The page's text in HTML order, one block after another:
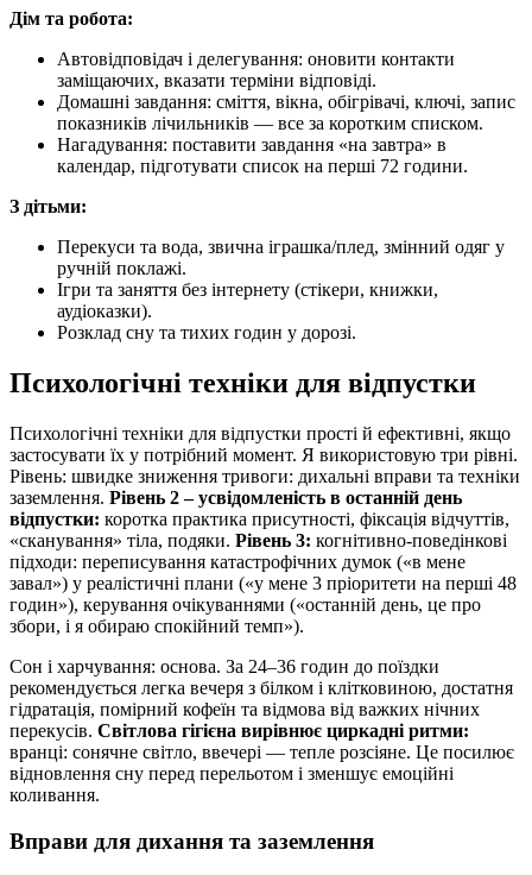
Дім та робота:
Автовідповідач і делегування: оновити контакти
заміщаючих, вказати терміни відповіді.
Домашні завдання: сміття, вікна, обігрівачі, ключі, запис
показників лічильників — все за коротким списком.
Нагадування: поставити завдання «на завтра» в
календар, підготувати список на перші 72 години.
З дітьми:
Перекуси та вода, звична іграшка/плед, змінний одяг у
ручній поклажі.
Ігри та заняття без інтернету (стікери, книжки,
аудіоказки).
Розклад сну та тихих годин у дорозі.
Психологічні техніки для відпустки
Психологічні техніки для відпустки прості й ефективні, якщо
застосувати їх у потрібний момент. Я використовую три рівні.
Рівень: швидке зниження тривоги: дихальні вправи та техніки
заземлення. Рівень 2 – усвідомленість в останній день
відпустки: коротка практика присутності, фіксація відчуттів,
«сканування» тіла, подяки. Рівень 3: когнітивно-поведінкові
підходи: переписування катастрофічних думок («в мене
завал») у реалістичні плани («у мене 3 пріоритети на перші 48
годин»), керування очікуваннями («останній день, це про
збори, і я обираю спокійний темп»).
Сон і харчування: основа. За 24–36 годин до поїздки
рекомендується легка вечеря з білком і клітковиною, достатня
гідратація, помірний кофеїн та відмова від важких нічних
перекусів. Світлова гігієна вирівнює циркадні ритми:
вранці: сонячне світло, ввечері — тепле розсіяне. Це посилює
відновлення сну перед перельотом і зменшує емоційні
коливання.
Вправи для дихання та заземлення